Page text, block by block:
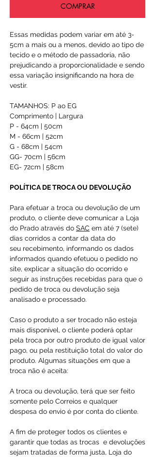
COMPRAR
Essas medidas podem variar em até 3-
5cm a mais ou a menos, devido ao tipo de
tecido e o método de passadoria, não
prejudicando a proporcionalidade e sendo
essa variação insignificando na hora de
vestir.
TAMANHOS: P ao EG
Comprimento | Largura
P - 64cm | 50cm
M - 66cm | 52cm
G - 68cm | 54cm
GG- 70cm | 56cm
EG- 72cm | 58cm
POLÍTICA DE TROCA OU DEVOLUÇÃO
Para efetuar a troca ou devolução de um
produto, o cliente deve comunicar a Loja
do Prado através do SAC em até 7 (sete)
dias corridos a contar da data do
seu recebimento, informando os dados
informados quando efetuou o pedido no
site, explicar a situação do ocorrido e
seguir as instruções recebidas para que o
pedido de troca ou devolução seja
analisado e processado.
Caso o produto a ser trocado não esteja
mais disponível, o cliente poderá optar
pela troca por outro produto de igual valor
pago, ou pela restituição total do valor do
produto. Algumas situações em que a
troca não é aceita:
A troca ou devolução, terá que ser feito
somente pelo Correios e qualquer
despesa do envio é por conta do cliente.
A fim de proteger todos os clientes e
garantir que todas as trocas e devoluções
sejam tratadas de forma justa, Loja do